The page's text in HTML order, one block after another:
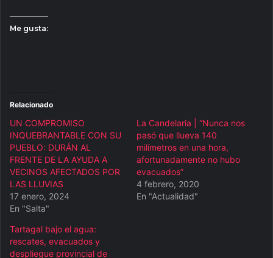
Me gusta:
Relacionado
UN COMPROMISO
INQUEBRANTABLE CON SU
PUEBLO: DURÁN AL
FRENTE DE LA AYUDA A
VECINOS AFECTADOS POR
LAS LLUVIAS
17 enero, 2024
En "Salta"
La Candelaria | “Nunca nos
pasó que llueva 140
milímetros en una hora,
afortunadamente no hubo
evacuados”
4 febrero, 2020
En "Actualidad"
Tartagal bajo el agua:
rescates, evacuados y
despliegue provincial de